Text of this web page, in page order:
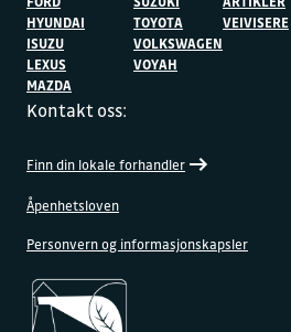
HYUNDAI
ISUZU
LEXUS
MAZDA
TOYOTA
VOLKSWAGEN
VOYAH
VEIVISERE
Kontakt oss:
Finn din lokale forhandler
Åpenhetsloven
Personvern og informasjonskapsler